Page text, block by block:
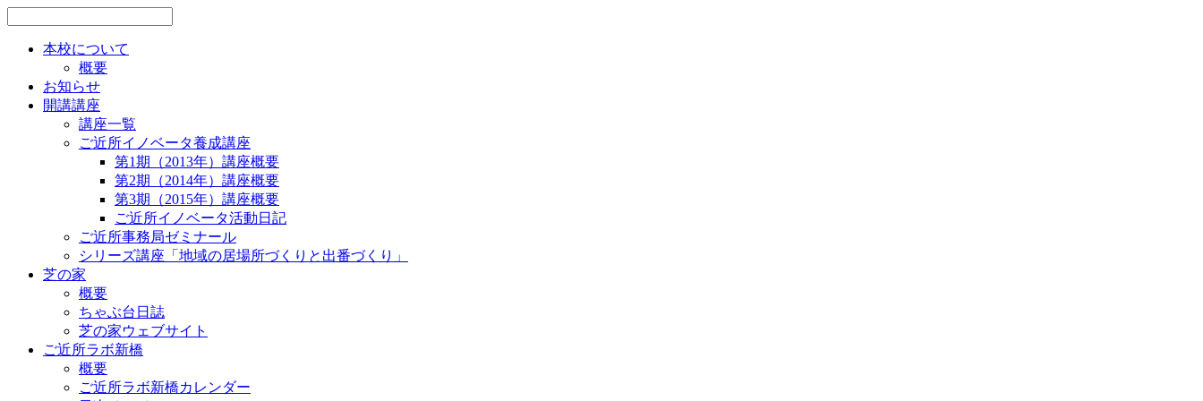
本校について
概要
お知らせ
開講講座
講座一覧
ご近所イノベータ養成講座
第1期（2013年）講座概要
第2期（2014年）講座概要
第3期（2015年）講座概要
ご近所イノベータ活動日記
ご近所事務局ゼミナール
シリーズ講座「地域の居場所づくりと出番づくり」
芝の家
概要
ちゃぶ台日誌
芝の家ウェブサイト
ご近所ラボ新橋
概要
ご近所ラボ新橋カレンダー